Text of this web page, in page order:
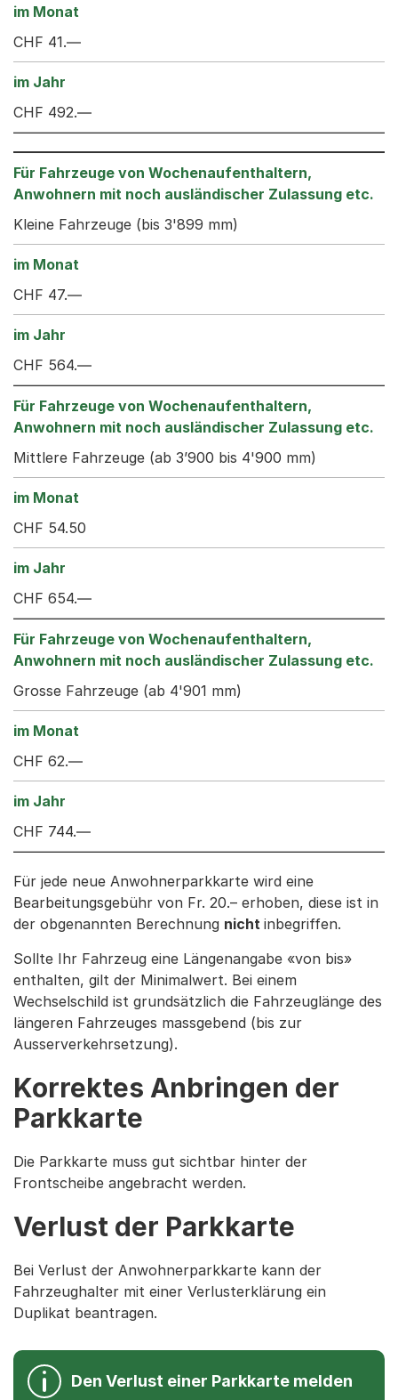
CHF 41.—
CHF 492.—
Kleine Fahrzeuge (bis 3'899 mm)
CHF 47.—
CHF 564.—
Mittlere Fahrzeuge (ab 3’900 bis 4'900 mm)
CHF 54.50
CHF 654.—
Grosse Fahrzeuge (ab 4'901 mm)
CHF 62.—
CHF 744.—
Für jede neue Anwohnerparkkarte wird eine
Bearbeitungsgebühr von Fr. 20.– erhoben, diese ist in
der obgenannten Berechnung nicht inbegriffen.
Sollte Ihr Fahrzeug eine Längenangabe «von bis»
enthalten, gilt der Minimalwert. Bei einem
Wechselschild ist grundsätzlich die Fahrzeuglänge des
längeren Fahrzeuges massgebend (bis zur
Ausserverkehrsetzung).
Korrektes Anbringen der
Parkkarte
Die Parkkarte muss gut sichtbar hinter der
Frontscheibe angebracht werden.
Verlust der Parkkarte
Bei Verlust der Anwohnerparkkarte kann der
Fahrzeughalter mit einer Verlusterklärung ein
Duplikat beantragen.
Den Verlust einer Parkkarte melden